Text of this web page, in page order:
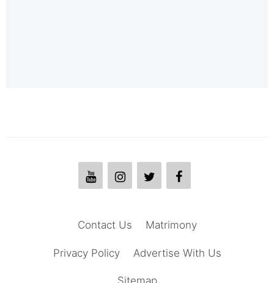
Matrimony
Contact Us
Advertise With Us
Privacy Policy